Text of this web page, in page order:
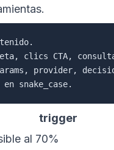
clics CTA,
provider,
trigger
al 70%